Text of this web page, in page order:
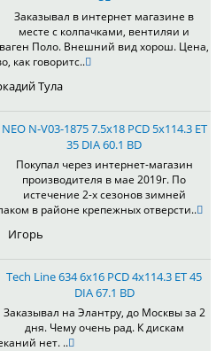
Заказывал в интернет магазине в
месте с колпачками, вентиляи и
Поло. Внешний вид хорош. Цена,
как говоритс..
Тула
NEO N-V03-1875 7.5x18 PCD 5x114.3 ET
35 DIA 60.1 BD
Покупал через интернет-магазин
производителя в мае 2019г. По
истечение 2-х сезонов зимней
в районе крепежных отверсти..
Игорь
Tech Line 634 6x16 PCD 4x114.3 ET 45
DIA 67.1 BD
Заказывал на Элантру, до Москвы за 2
дня. Чему очень рад. К дискам
нет. ..